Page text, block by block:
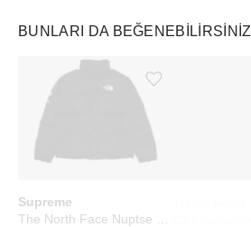
BUNLARI DA BEĞENEBILIRSINIZ
Supreme
Ürünü istek listesine ekle veya listeden çıkar